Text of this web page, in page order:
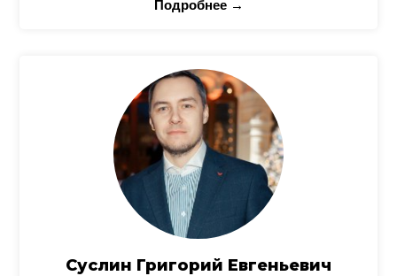
Подробнее →
Суслин Григорий Евгеньевич